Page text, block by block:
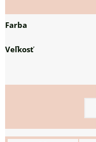
Farba
Veľkosť